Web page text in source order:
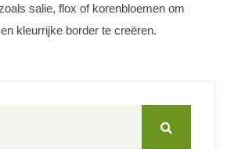
salie, flox of korenbloemen om
kleurrijke border te creëren.